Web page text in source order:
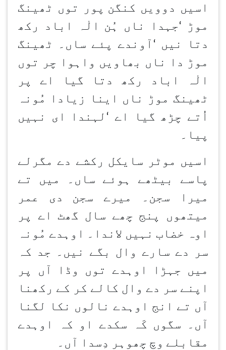
اسیں دوویں کنگن پور توں ٹھینگ
موڑ
‘جہدا ناں ہُن
الٰہ اباد رکھ
دتا نیں ‘ آوندے پئے ساں۔ ٹھینگ
موڑ دا ناں بھاویں واہوا چر توں
الٰہ اباد رکھ دتا گیا اے پر
ٹھینگ موڑ ناں اینا زیادا مُونہ
اُتے چڑھ گیا اے ‘ لہندا ای نہیں
پیا۔
اسیں موٹر سایکل رکشے دے مگرلے
پاسے بیٹھے ہوئے ساں۔ میں تے
میرا سجن۔ میرے سجن
دی عمر
میتھوں پنج چھے سال گھٹ اے پر
اوہ خضاب نہیں لاندا۔ اوہدے مُونہ
سر دے سارے وال بگے نیں۔ جد کہ
میں جہڑا اوہدے توں وڈا آں پر
اپنے سر دے وال کالے کر کے رکھنا
آں تے انج اوہدے نالوں نکا لگنا
آں۔ سگوں کَہ سکدے او کہ اوہدے
مقابلے وچ چھوہر دِسدا آں۔